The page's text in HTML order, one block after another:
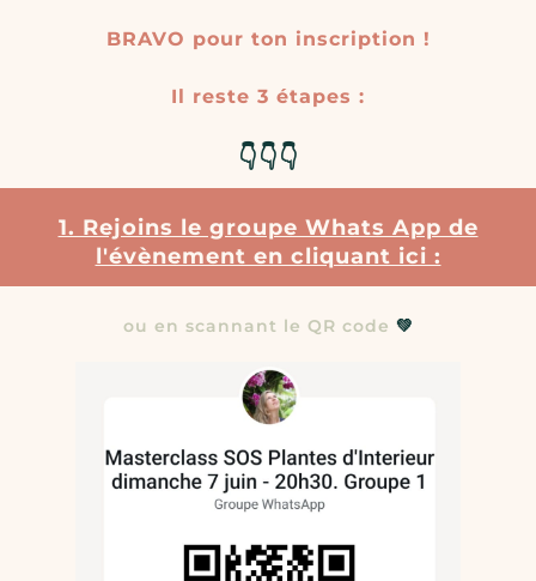
BRAVO pour ton inscription !
Il reste 3 étapes :
👇👇👇
1. Rejoins le groupe Whats App de
l'évènement en cliquant ici :
ou en scannant le QR code 💚